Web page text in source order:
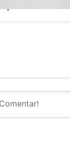
partes